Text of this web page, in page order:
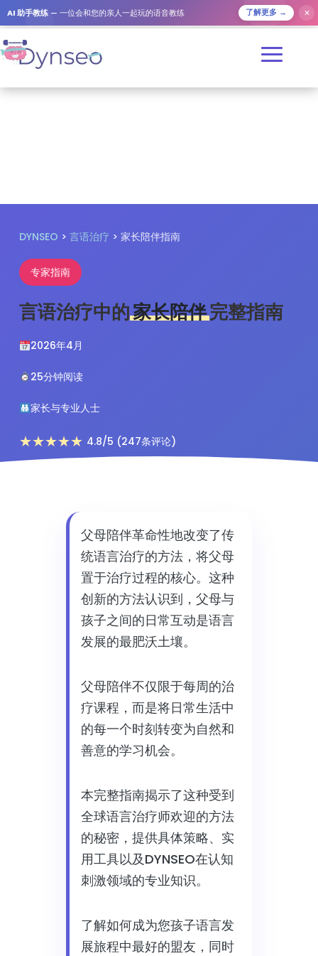
AI 助手教练 — 一位会和您的亲人一起玩的语音教练 了解更多 → ✕
DYNSEO > 言语治疗 > 家长陪伴指南
专家指南
言语治疗中的家长陪伴完整指南
2026年4月
25分钟阅读
家长与专业人士
★★★★★ 4.8/5 (247条评论)
父母陪伴革命性地改变了传
统语言治疗的方法，将父母
置于治疗过程的核心。这种
创新的方法认识到，父母与
孩子之间的日常互动是语言
发展的最肥沃土壤。
父母陪伴不仅限于每周的治
疗课程，而是将日常生活中
的每一个时刻转变为自然和
善意的学习机会。
本完整指南揭示了这种受到
全球语言治疗师欢迎的方法
的秘密，提供具体策略、实
用工具以及DYNSEO在认知
刺激领域的专业知识。
了解如何成为您孩子语言发
展旅程中最好的盟友，同时